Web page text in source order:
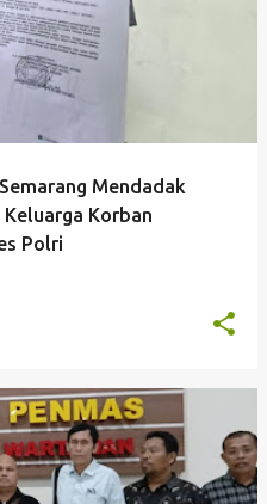
Mendadak
Korban
Polri